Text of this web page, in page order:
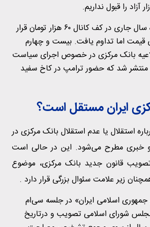
آزاد را قبول نداریم.
قیمت ارز در مهرماه سال جاری در کف کانال ۶۰ هزار تومان قرار
قیمت اما تداوم یافت. بیست و چهارم
بانک مرکزی در خصوص اجرای سیاست
منتشر شد که حضور ترامپ در کاخ سفید
ایران مستقل است؟
استقلال یا عدم استقلال بانک مرکزی در
خبری مطرح می‌شود. این در حالی است
قانون جدید بانک مرکزی، موضوع
زیر علامت سئوال بزرگی قرار دارد .
جمهوری اسلامی ایران» در جلسه سی‌ام
ماه ۱۴۰۲ در مجلس شورای اسلامی تصویب و درتاریخ